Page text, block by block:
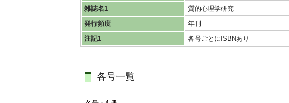
雑誌名1
質的心理学研究
発行頻度
年刊
注記1
各号ごとにISBNあり
各号一覧